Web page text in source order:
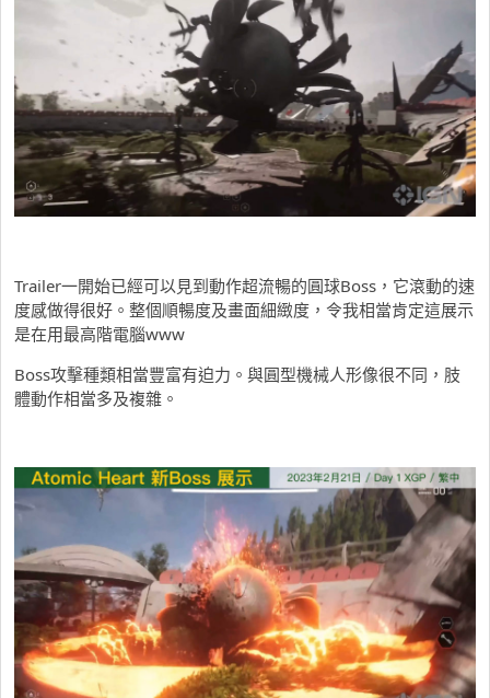
Trailer一開始已經可以見到動作超流暢的圓球Boss，它滾動的速
度感做得很好。整個順暢度及畫面細緻度，令我相當肯定這展示
是在用最高階電腦www
Boss攻擊種類相當豐富有迫力。與圓型機械人形像很不同，肢
體動作相當多及複雜。